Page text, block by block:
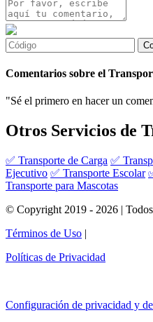
Comentarios sobre el
"Sé el primero en hacer un
Otros Servicios de
✅ Transporte de Carga ✅
Ejecutivo ✅ Transporte Escolar
Transporte para Mascotas
© Copyright 2019 - 2026 |
Términos de Uso |
Políticas de Privacidad
Configuración de privacidad y